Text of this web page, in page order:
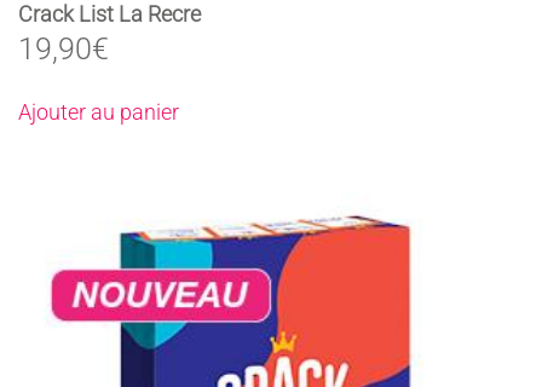
Crack List La Recre
19,90€
Ajouter au panier